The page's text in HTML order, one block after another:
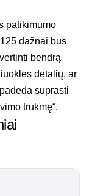
patikimumo
dažnai bus
bendrą
detalių, ar
suprasti
trukmę“.